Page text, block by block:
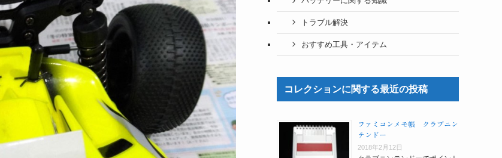
トラブル解決
おすすめ工具・アイテム
コレクションに関する最近の投稿
ファミコンメモ帳 クラブニン
テンドー
2018年2月12日